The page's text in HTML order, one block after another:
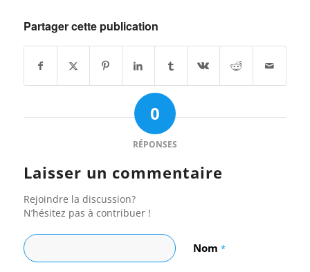
Partager cette publication
0
RÉPONSES
Laisser un commentaire
Rejoindre la discussion?
N’hésitez pas à contribuer !
Nom *